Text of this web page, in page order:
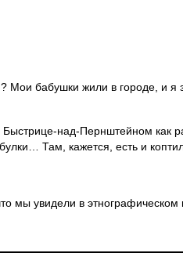
Мои бабушки жили в городе, и я
Быстрице-над-Пернштейном как
Там, кажется, есть и
мы увидели в этнографическом